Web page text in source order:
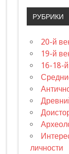
РУБРИКИ
20-й
19-й
16-18-
личности